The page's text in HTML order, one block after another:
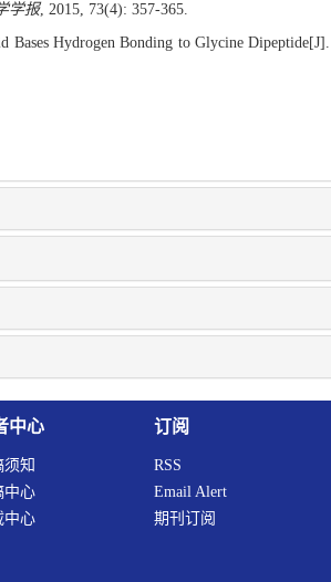
学报, 2015, 73(4): 357-365.
Bases Hydrogen Bonding to Glycine Dipeptide[J].
中心
须知
中心
中心
订阅
RSS
Email Alert
期刊订阅